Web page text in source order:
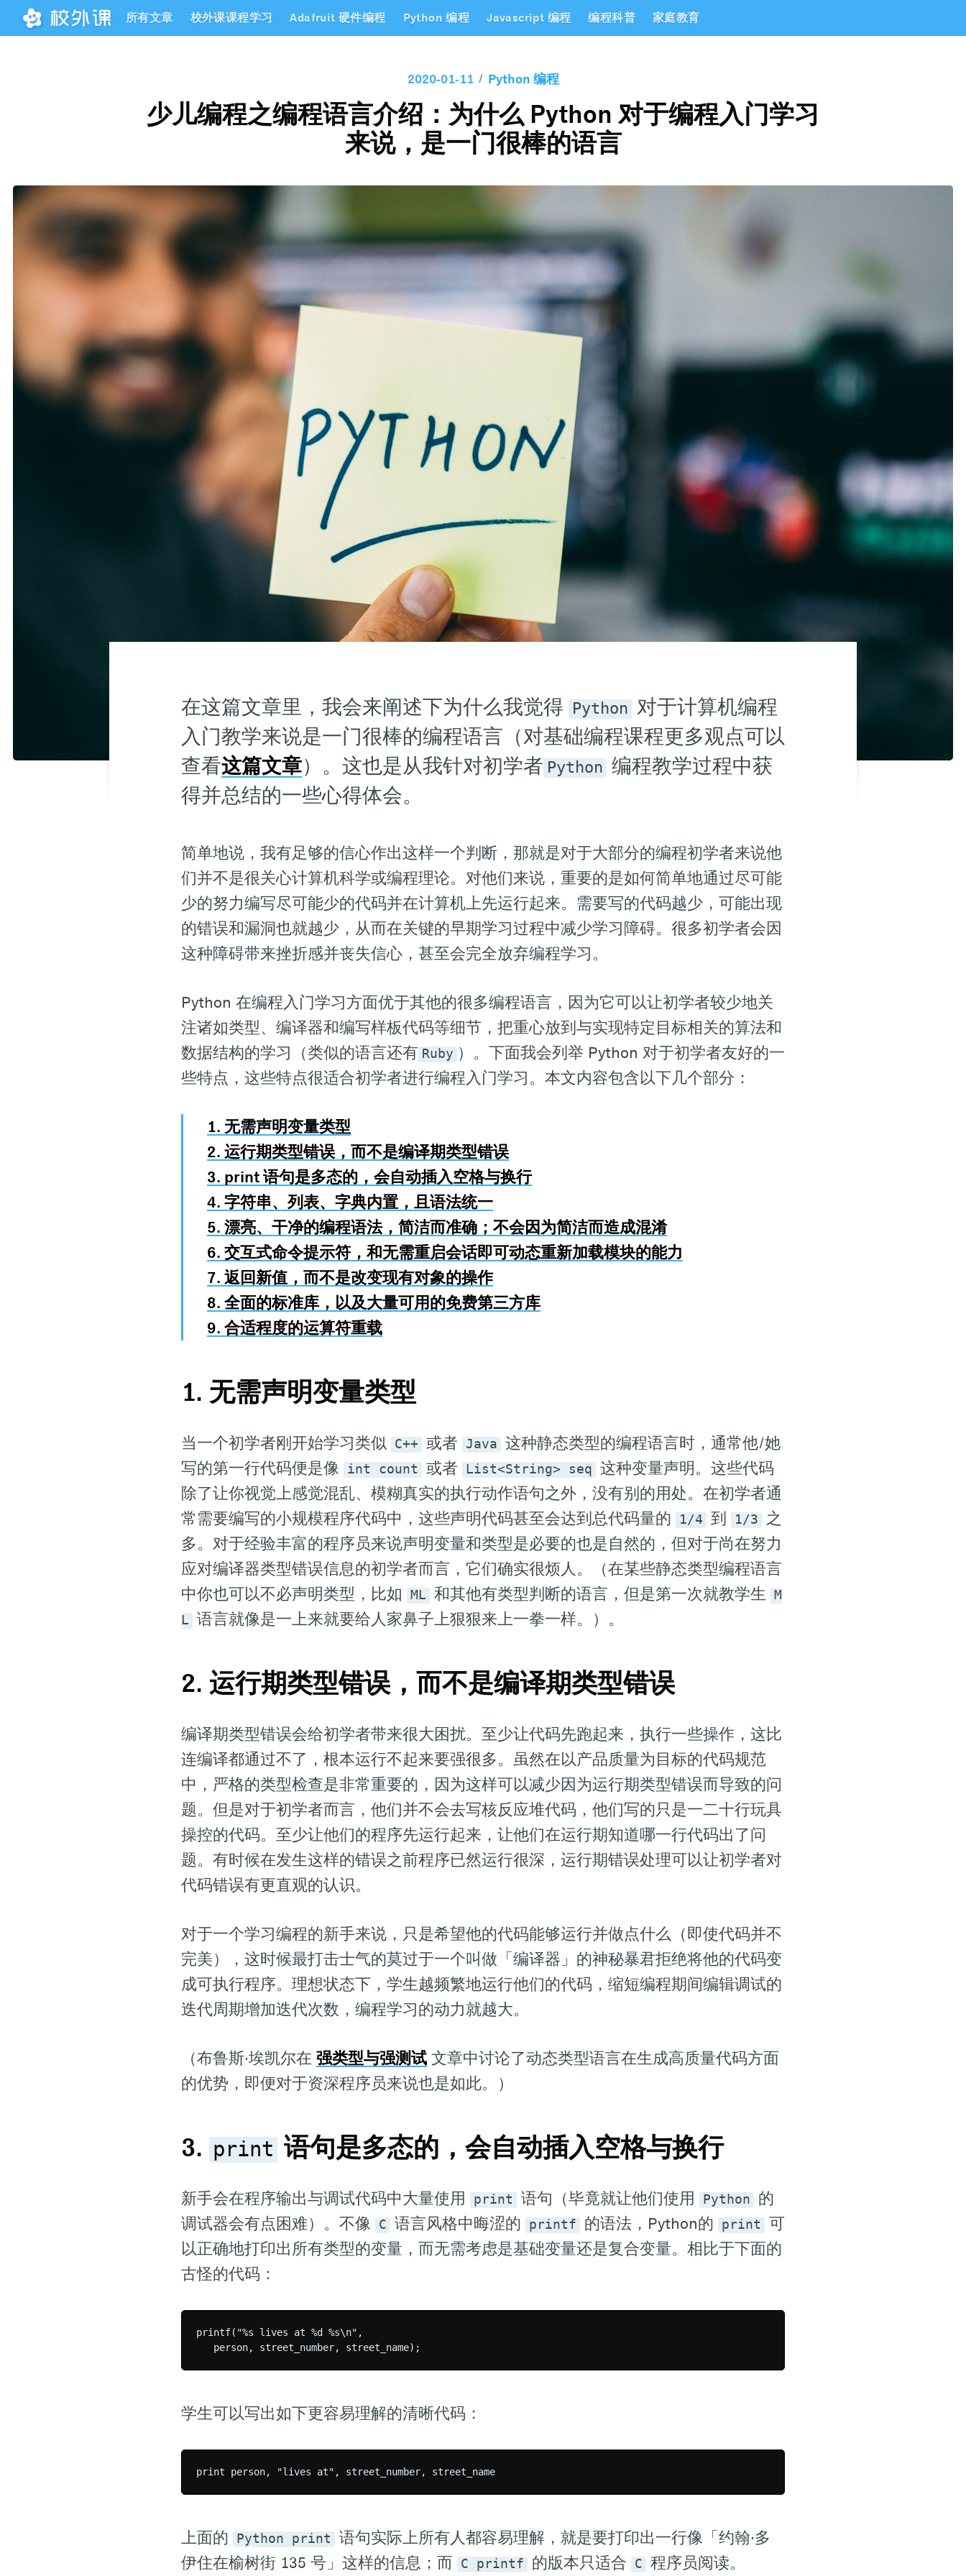
所有文章 校外课课程学习 Adafruit 硬件编程 Python 编程 Javascript 编程 编程科普 家庭教育
2020-01-11 / Python 编程
少儿编程之编程语言介绍：为什么 Python 对于编程入门学习
来说，是一门很棒的语言
在这篇文章里，我会来阐述下为什么我觉得 Python 对于计算机编程
入门教学来说是一门很棒的编程语言（对基础编程课程更多观点可以
查看这篇文章）。这也是从我针对初学者 Python 编程教学过程中获
得并总结的一些心得体会。
简单地说，我有足够的信心作出这样一个判断，那就是对于大部分的编程初学者来说他
们并不是很关心计算机科学或编程理论。对他们来说，重要的是如何简单地通过尽可能
少的努力编写尽可能少的代码并在计算机上先运行起来。需要写的代码越少，可能出现
的错误和漏洞也就越少，从而在关键的早期学习过程中减少学习障碍。很多初学者会因
这种障碍带来挫折感并丧失信心，甚至会完全放弃编程学习。
Python 在编程入门学习方面优于其他的很多编程语言，因为它可以让初学者较少地关
注诸如类型、编译器和编写样板代码等细节，把重心放到与实现特定目标相关的算法和
数据结构的学习（类似的语言还有 Ruby ）。下面我会列举 Python 对于初学者友好的一
些特点，这些特点很适合初学者进行编程入门学习。本文内容包含以下几个部分：
1. 无需声明变量类型
2. 运行期类型错误，而不是编译期类型错误
3. print 语句是多态的，会自动插入空格与换行
4. 字符串、列表、字典内置，且语法统一
5. 漂亮、干净的编程语法，简洁而准确；不会因为简洁而造成混淆
6. 交互式命令提示符，和无需重启会话即可动态重新加载模块的能力
7. 返回新值，而不是改变现有对象的操作
8. 全面的标准库，以及大量可用的免费第三方库
9. 合适程度的运算符重载
1. 无需声明变量类型
当一个初学者刚开始学习类似 C++ 或者 Java 这种静态类型的编程语言时，通常他/她
写的第一行代码便是像
int count 或者 List<String> seq 这种变量声明。这些代码
除了让你视觉上感觉混乱、模糊真实的执行动作语句之外，没有别的用处。在初学者通
常需要编写的小规模程序代码中，这些声明代码甚至会达到总代码量的
1/4 到 1/3
之
多。对于经验丰富的程序员来说声明变量和类型是必要的也是自然的，但对于尚在努力
应对编译器类型错误信息的初学者而言，它们确实很烦人。（在某些静态类型编程语言
中你也可以不必声明类型，比如
ML 和其他有类型判断的语言，但是第一次就教学生
M
L 语言就像是一上来就要给人家鼻子上狠狠来上一拳一样。）。
2. 运行期类型错误，而不是编译期类型错误
编译期类型错误会给初学者带来很大困扰。至少让代码先跑起来，执行一些操作，这比
连编译都通过不了，根本运行不起来要强很多。虽然在以产品质量为目标的代码规范
中，严格的类型检查是非常重要的，因为这样可以减少因为运行期类型错误而导致的问
题。但是对于初学者而言，他们并不会去写核反应堆代码，他们写的只是一二十行玩具
操控的代码。至少让他们的程序先运行起来，让他们在运行期知道哪一行代码出了问
题。有时候在发生这样的错误之前程序已然运行很深，运行期错误处理可以让初学者对
代码错误有更直观的认识。
对于一个学习编程的新手来说，只是希望他的代码能够运行并做点什么（即使代码并不
完美），这时候最打击士气的莫过于一个叫做「编译器」的神秘暴君拒绝将他的代码变
成可执行程序。理想状态下，学生越频繁地运行他们的代码，缩短编程期间编辑调试的
迭代周期增加迭代次数，编程学习的动力就越大。
（布鲁斯·埃凯尔在 强类型与强测试 文章中讨论了动态类型语言在生成高质量代码方面
的优势，即便对于资深程序员来说也是如此。）
3. print 语句是多态的，会自动插入空格与换行
新手会在程序输出与调试代码中大量使用 print 语句（毕竟就让他们使用 Python
的
调试器会有点困难）。不像
C 语言风格中晦涩的 printf 的语法，Python的 print
可
以正确地打印出所有类型的变量，而无需考虑是基础变量还是复合变量。相比于下面的
古怪的代码：
printf("%s lives at %d %s\n",
学生可以写出如下更容易理解的清晰代码：
上面的 Python print
语句实际上所有人都容易理解，就是要打印出一行像「约翰·多
伊住在榆树街 135 号」这样的信息；而
C printf 的版本只适合 C 程序员阅读。